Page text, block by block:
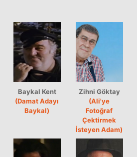
Baykal Kent
(Damat Adayı
Baykal)
Zihni Göktay
(Ali'ye
Fotoğraf
Çektirmek
İsteyen Adam)